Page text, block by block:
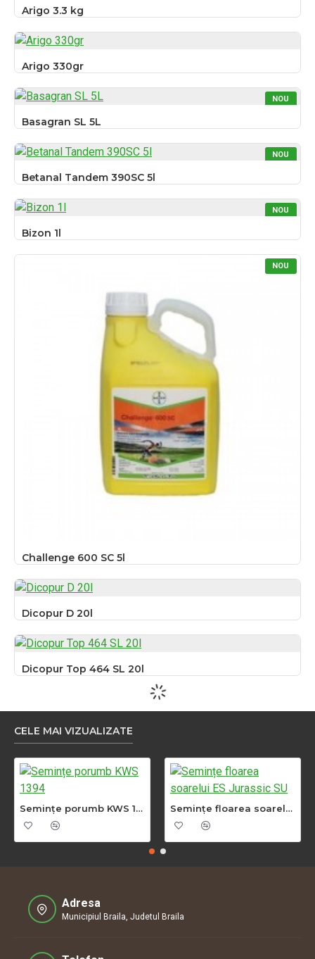
Arigo 3.3 kg
Arigo 330gr
NOU
Basagran SL 5L
NOU
Betanal Tandem 390SC 5l
NOU
Bizon 1l
NOU
Challenge 600 SC 5l
Dicopur D 20l
Dicopur Top 464 SL 20l
CELE MAI VIZUALIZATE
Semințe porumb KWS 1394 Semințe floarea soarelui ES Jurassic SU
Adresa
Municipiul Braila, Judetul Braila